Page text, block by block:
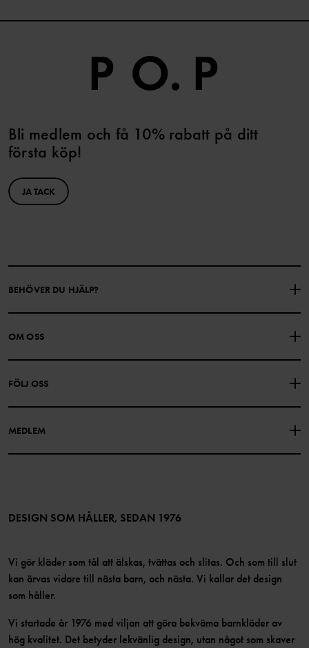
Bli medlem och få 10% rabatt på ditt
första köp!
JA TACK
BEHÖVER DU HJÄLP?
KONTAKTA OSS
PRESENTKORTSALDO KÖPVILLKOR
INTEGRITETSPOLICY
OM OSS
FÖLJ OSS
MEDLEM
Bli medlem
DESIGN SOM HÅLLER, SEDAN 1976
Vi gör kläder som tål att älskas, tvättas och slitas. Och som till slut
kan ärvas vidare till nästa barn, och nästa. Vi kallar det design
som håller.
Vi startade år 1976 med viljan att göra bekväma barnkläder av
hög kvalitet. Det betyder lekvänlig design, utan något som skaver